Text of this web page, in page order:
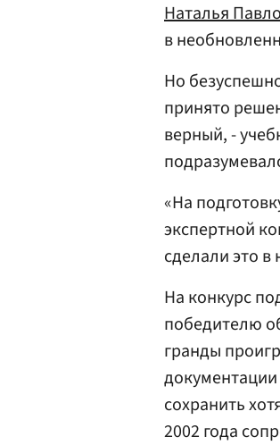
Наталья
в
Но
принято
верный, -
«На
экспертной
сделали это
На конкурс
победителю
гранды
сохранить
2002 года